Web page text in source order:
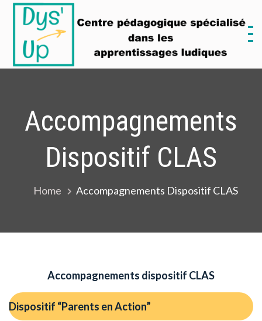
Skip
content
Accompagnements
Dispositif CLAS
Home Accompagnements Dispositif CLAS
Accompagnements dispositif CLAS
Dispositif “Parents en Action”